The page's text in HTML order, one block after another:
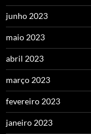
junho 2023
maio 2023
abril 2023
março 2023
fevereiro 2023
janeiro 2023